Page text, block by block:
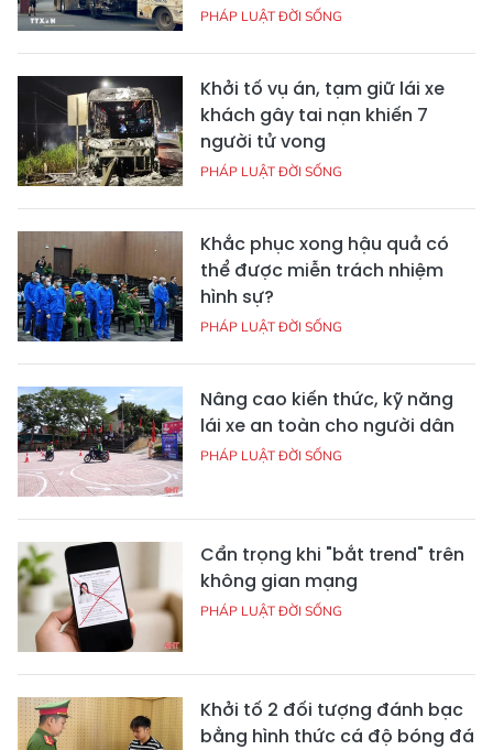
PHÁP LUẬT ĐỜI SỐNG
Khởi tố vụ án, tạm giữ lái xe
khách gây tai nạn khiến 7
người tử vong
PHÁP LUẬT ĐỜI SỐNG
Khắc phục xong hậu quả có
thể được miễn trách nhiệm
hình sự?
PHÁP LUẬT ĐỜI SỐNG
Nâng cao kiến thức, kỹ năng
lái xe an toàn cho người dân
PHÁP LUẬT ĐỜI SỐNG
Cẩn trọng khi "bắt trend" trên
không gian mạng
PHÁP LUẬT ĐỜI SỐNG
Khởi tố 2 đối tượng đánh bạc
bằng hình thức cá độ bóng đá